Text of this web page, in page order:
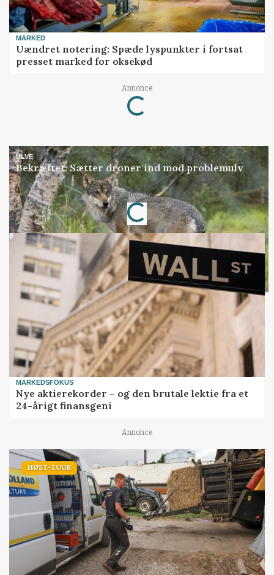
MARKED
Uændret notering: Spæde lyspunkter i fortsat
presset marked for oksekød
Annonce
Loading...
ULVE
Bekræftet: Sætter droner ind mod problemulv
Annonce
Loading...
MARKEDSFOKUS
Nye aktierekorder – og den brutale lektie fra et
24-årigt finansgeni
Annonce
HØST-TOUR